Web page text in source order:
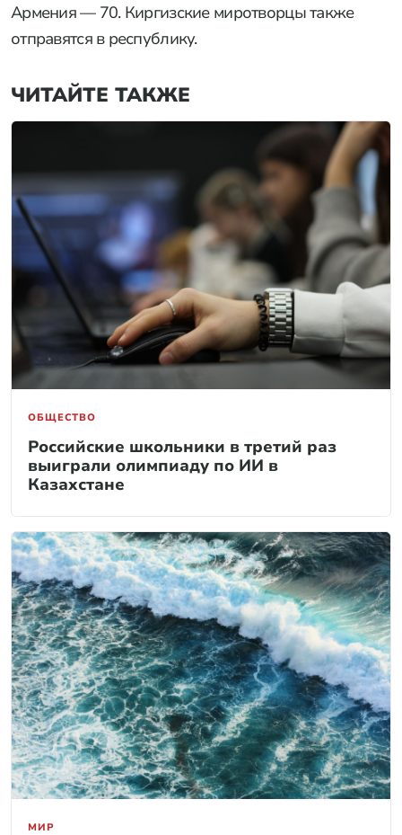
Армения — 70. Киргизские миротворцы также
отправятся в республику.
ЧИТАЙТЕ ТАКЖЕ
ОБЩЕСТВО
Российские школьники в третий раз
выиграли олимпиаду по ИИ в
Казахстане
МИР